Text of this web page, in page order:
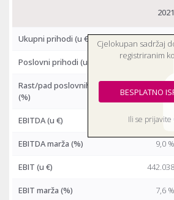
Cjelokupan sadržaj
registriranim
BESPLATNO
Ili se prijavite
2021
Ukupni prihodi (u €) 5.854.931
Poslovni prihodi (u €)
Rast/pad poslovnih prihoda
(%)
EBITDA(u €)
EBITDA marža (%) 9,0 %
EBIT (u €) 442.038
EBIT marža (%) 7,6 %